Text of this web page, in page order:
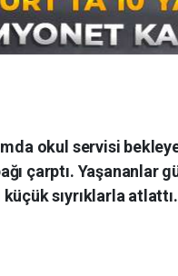
okul servisi
çarptı. Yaşananlar
sıyrıklarla atlattı.